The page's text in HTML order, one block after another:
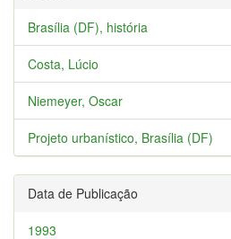
Brasília (DF), história
Costa, Lúcio
Niemeyer, Oscar
Projeto urbanístico, Brasília (DF)
Data de Publicação
1993